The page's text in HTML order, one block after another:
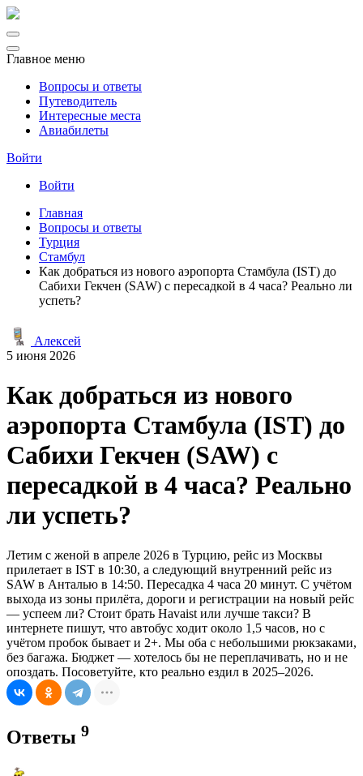
Главное меню
Вопросы и ответы
Путеводитель
Интересные места
Авиабилеты
Войти
Войти
Главная
Вопросы и ответы
Турция
Стамбул
Как добраться из нового аэропорта Стамбула (IST) до
Сабихи Гекчен (SAW) с пересадкой в 4 часа? Реально ли
успеть?
Алексей
5 июня 2026
Как добраться из нового
аэропорта Стамбула (IST) до
Сабихи Гекчен (SAW) с
пересадкой в 4 часа? Реально
ли успеть?
Летим с женой в апреле 2026 в Турцию, рейс из Москвы
прилетает в IST в 10:30, а следующий внутренний рейс из
SAW в Анталью в 14:50. Пересадка 4 часа 20 минут. С учётом
выхода из зоны прилёта, дороги и регистрации на новый рейс
— успеем ли? Стоит брать Havaist или лучше такси? В
интернете пишут, что автобус ходит около 1,5 часов, но с
учётом пробок бывает и 2+. Мы оба с небольшими рюкзаками,
без багажа. Бюджет — хотелось бы не переплачивать, но и не
опоздать. Посоветуйте, кто реально ездил в 2025–2026.
Ответы 9